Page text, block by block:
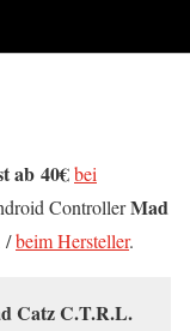
ab 40€bei
ControllerMad
/beim Hersteller.
Catz C.T.R.L.